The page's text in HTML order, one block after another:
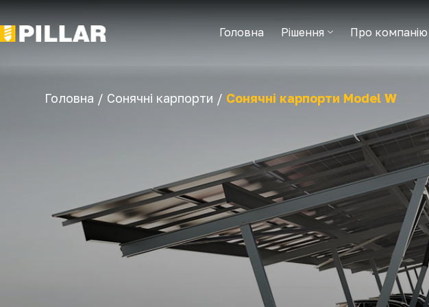
Головна Рішення Про компанію
Головна / Сонячні карпорти / Сонячні карпорти Model W